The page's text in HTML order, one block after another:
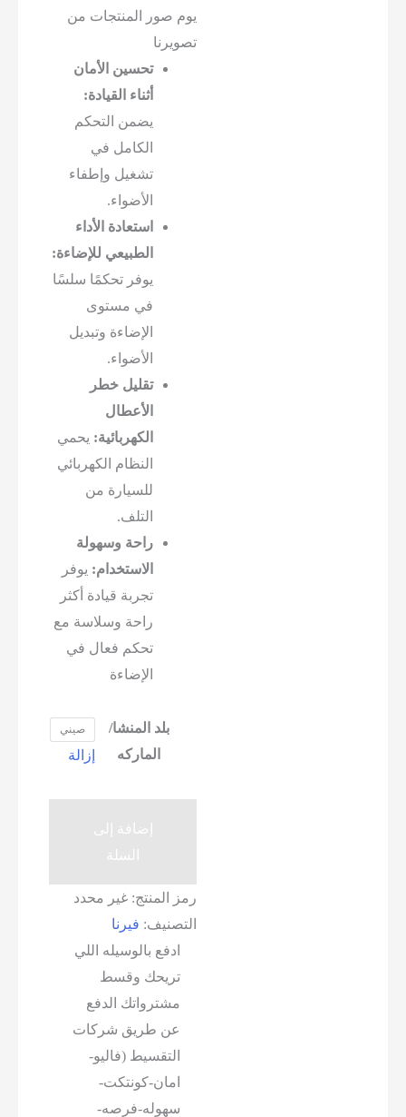
يوم صور المنتجات من
تصويرنا
تحسين الأمان
أثناء القيادة:
يضمن التحكم
الكامل في
تشغيل وإطفاء
الأضواء.
استعادة الأداء
الطبيعي للإضاءة:
يوفر تحكمًا سلسًا
في مستوى
الإضاءة وتبديل
الأضواء.
تقليل خطر
الأعطال
الكهربائية: يحمي
النظام الكهربائي
للسيارة من
التلف.
راحة وسهولة
الاستخدام: يوفر
تجربة قيادة أكثر
راحة وسلاسة مع
تحكم فعال في
الإضاءة
بلد المنشا/
الماركه
صيني
إزالة
إضافة إلى
السلة
رمز المنتج: غير محدد
التصنيف: فيرنا
ادفع بالوسيله اللي
تريحك وقسط
مشترواتك الدفع
عن طريق شركات
التقسيط (فاليو-
امان-كونتكت-
سهوله-فرصه-